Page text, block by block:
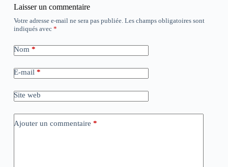
Laisser un commentaire
Votre adresse e-mail ne sera pas publiée. Les champs obligatoires sont
indiqués avec *
Nom *
E-mail *
Site web
Ajouter un commentaire *